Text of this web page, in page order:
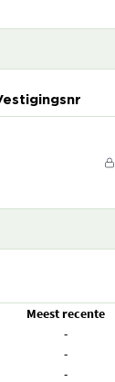
Meest recente
-
-
-